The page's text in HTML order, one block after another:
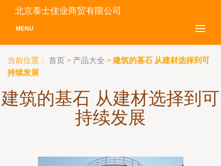
北京泰士佳业商贸有限公司
MENU
当前位置： 首页 > 产品大全 > 建筑的基石 从建材选择到可
持续发展
建筑的基石 从建材选择到可
持续发展